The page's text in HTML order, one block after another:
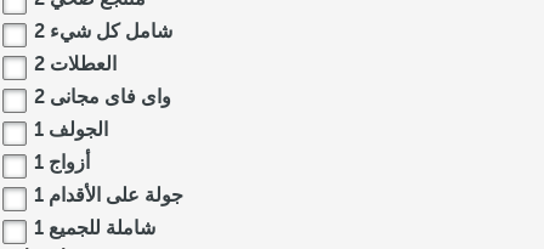
شامل كل شيء 2
العطلات 2
واى فاى مجانى 2
الجولف 1
أزواج 1
جولة على الأقدام 1
شاملة للجميع 1